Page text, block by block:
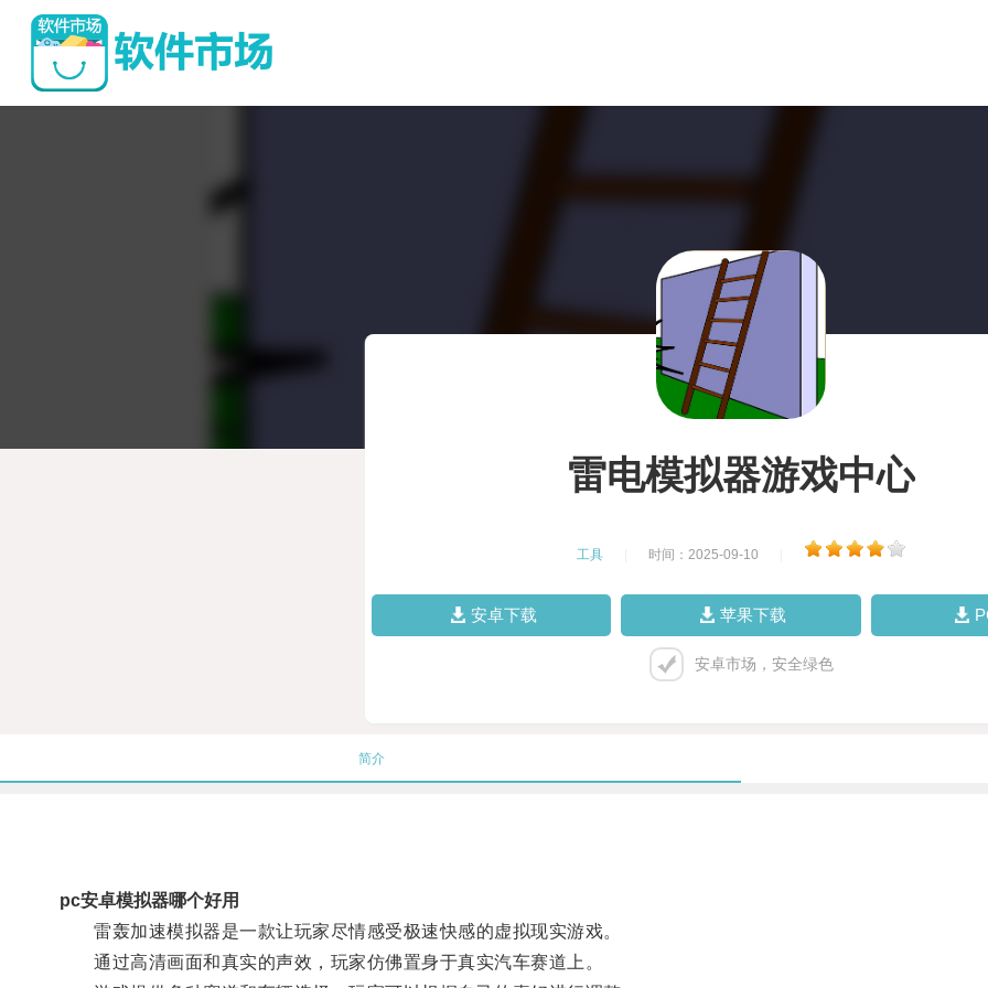
雷电模拟器游戏中心
工具 时间：2025-09-10
安卓下载 苹果下载
安卓市场，安全绿色
简介
pc安卓模拟器哪个好用
雷轰加速模拟器是一款让玩家尽情感受极速快感的虚拟现实游戏。
通过高清画面和真实的声效，玩家仿佛置身于真实汽车赛道上。